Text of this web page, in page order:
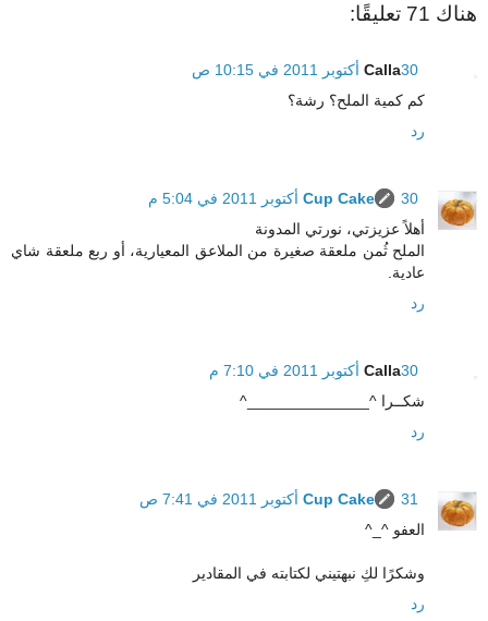
هناك 71 تعليقًا:
Calla30 أكتوبر 2011 في 10:15 ص
كم كمية الملح؟ رشة؟
رد
Cup Cake
30 أكتوبر 2011 في 5:04 م
أهلاً عزيزتي، نورتي المدونة
الملح ثُمن ملعقة صغيرة من الملاعق المعيارية، أو ربع ملعقة شاي
عادية.
رد
Calla30 أكتوبر 2011 في 7:10 م
شكــرا ^______________^
رد
Cup Cake
31 أكتوبر 2011 في 7:41 ص
العفو ^_^
وشكرًا لكِ نبهتيني لكتابته في المقادير
رد